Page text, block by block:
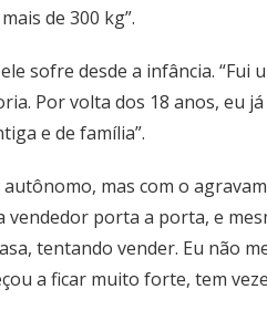
de 300 kg”.
sofre desde a infância. “Fui
Por volta dos 18 anos, eu já
e de família”.
mas com o
vendedor porta a porta, e
tentando vender. Eu não
a ficar muito forte, tem